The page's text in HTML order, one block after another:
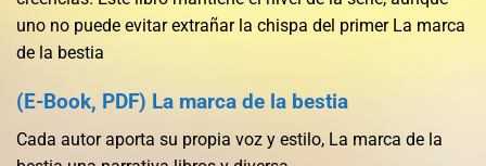
uno no puede evitar extrañar la chispa del primer La marca
de la bestia
(E-Book, PDF) La marca de la bestia
Cada autor aporta su propia voz y estilo, La marca de la